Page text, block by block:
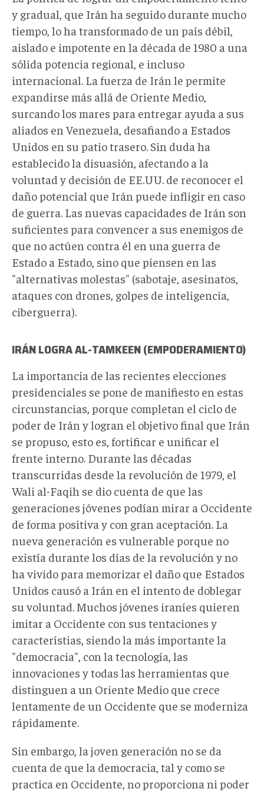
y gradual, que Irán ha seguido durante mucho
tiempo, lo ha transformado de un país débil,
aislado e impotente en la década de 1980 a una
sólida potencia regional, e incluso
internacional. La fuerza de Irán le permite
expandirse más allá de Oriente Medio,
surcando los mares para entregar ayuda a sus
aliados en Venezuela, desafiando a Estados
Unidos en su patio trasero. Sin duda ha
establecido la disuasión, afectando a la
voluntad y decisión de EE.UU. de reconocer el
daño potencial que Irán puede infligir en caso
de guerra. Las nuevas capacidades de Irán son
suficientes para convencer a sus enemigos de
que no actúen contra él en una guerra de
Estado a Estado, sino que piensen en las
"alternativas molestas" (sabotaje, asesinatos,
ataques con drones, golpes de inteligencia,
ciberguerra).
IRÁN LOGRA AL-TAMKEEN (EMPODERAMIENTO)
La importancia de las recientes elecciones
presidenciales se pone de manifiesto en estas
circunstancias, porque completan el ciclo de
poder de Irán y logran el objetivo final que Irán
se propuso, esto es, fortificar e unificar el
frente interno. Durante las décadas
transcurridas desde la revolución de 1979, el
Wali al-Faqih se dio cuenta de que las
generaciones jóvenes podían mirar a Occidente
de forma positiva y con gran aceptación. La
nueva generación es vulnerable porque no
existía durante los días de la revolución y no
ha vivido para memorizar el daño que Estados
Unidos causó a Irán en el intento de doblegar
su voluntad. Muchos jóvenes iraníes quieren
imitar a Occidente con sus tentaciones y
característias, siendo la más importante la
"democracia", con la tecnología, las
innovaciones y todas las herramientas que
distinguen a un Oriente Medio que crece
lentamente de un Occidente que se moderniza
rápidamente.
Sin embargo, la joven generación no se da
cuenta de que la democracia, tal y como se
practica en Occidente, no proporciona ni poder